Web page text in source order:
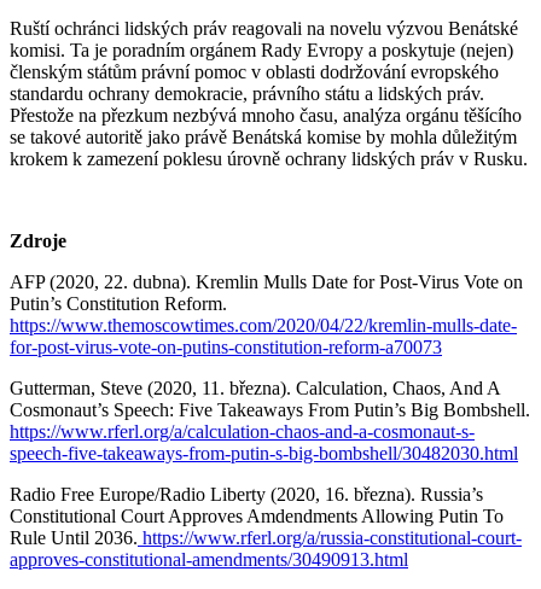
Ruští ochránci lidských práv reagovali na novelu výzvou Benátské
komisi. Ta je poradním orgánem Rady Evropy a poskytuje (nejen)
členským státům právní pomoc v oblasti dodržování evropského
standardu ochrany demokracie, právního státu a lidských práv.
Přestože na přezkum nezbývá mnoho času, analýza orgánu těšícího
se takové autoritě jako právě Benátská komise by mohla důležitým
krokem k zamezení poklesu úrovně ochrany lidských práv v Rusku.
Zdroje
AFP (2020, 22. dubna). Kremlin Mulls Date for Post-Virus Vote on
Putin’s Constitution Reform.
https://www.themoscowtimes.com/2020/04/22/kremlin-mulls-date-
for-post-virus-vote-on-putins-constitution-reform-a70073
Gutterman, Steve (2020, 11. března). Calculation, Chaos, And A
Cosmonaut’s Speech: Five Takeaways From Putin’s Big Bombshell.
https://www.rferl.org/a/calculation-chaos-and-a-cosmonaut-s-
speech-five-takeaways-from-putin-s-big-bombshell/30482030.html
Radio Free Europe/Radio Liberty (2020, 16. března). Russia’s
Constitutional Court Approves Amdendments Allowing Putin To
Rule Until 2036. https://www.rferl.org/a/russia-constitutional-court-
approves-constitutional-amendments/30490913.html